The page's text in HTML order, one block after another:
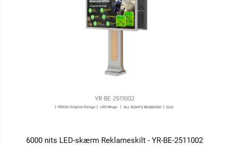
6000 nits LED-skærm Reklameskilt - YR-BE-2511002